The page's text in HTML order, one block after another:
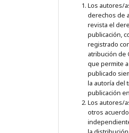
Los autores/
derechos de
revista el
publicación,
registrado
atribución de
que permite
publicado
la autoría del
publicación
Los autores/
otros